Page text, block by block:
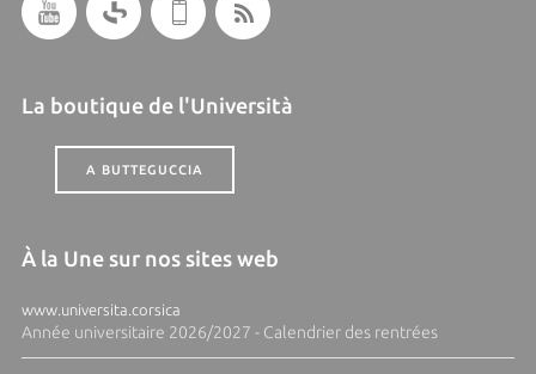
La boutique de l'Università
A BUTTEGUCCIA
À la Une sur nos sites web
www.universita.corsica
Année universitaire 2026/2027 - Calendrier des rentrées